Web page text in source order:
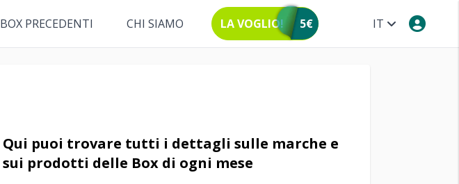
IT
BOX PRECEDENTI CHI SIAMO LA VOGLIO! 5€
Qui puoi trovare tutti i dettagli sulle marche e
sui prodotti delle Box di ogni mese